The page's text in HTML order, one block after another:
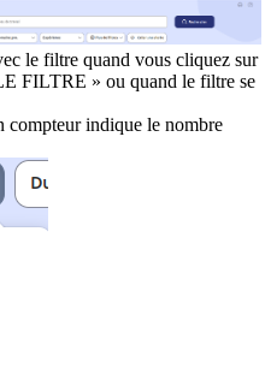
le filtre quand vous cliquez sur
FILTRE » ou quand le filtre se
compteur indique le nombre